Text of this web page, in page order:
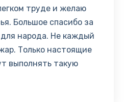
труде и желаю
Большое спасибо за
народа. Не каждый
Только настоящие
выполнять такую